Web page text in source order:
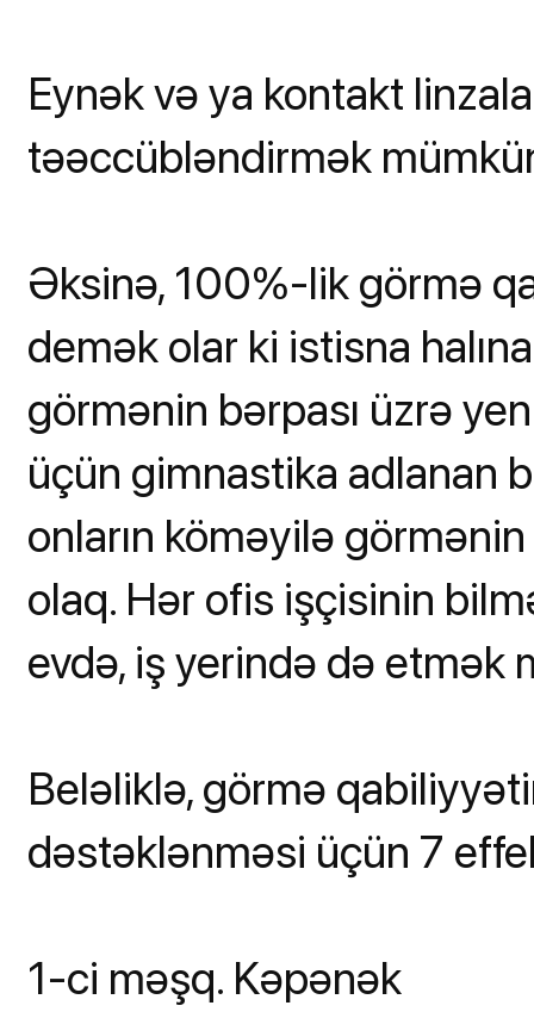
Eynək və ya kontakt
təəccübləndirmək
Əksinə, 100%-lik görmə
demək olar ki istisna
görmənin bərpası üzrə
üçün gimnastika adlanan
onların köməyilə görmənin
olaq. Hər ofis işçisinin
evdə, iş yerində də etmək
Beləliklə, görmə
dəstəklənməsi üçün 7
1-ci məşq. Kəpənək